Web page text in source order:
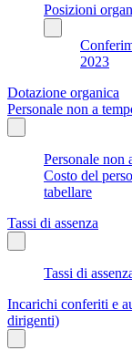
Posizioni
2023
Dotazione organica
Personale non a
Personale non
Costo del
tabellare
Tassi di assenza
Tassi di
Incarichi conferiti e
dirigenti)